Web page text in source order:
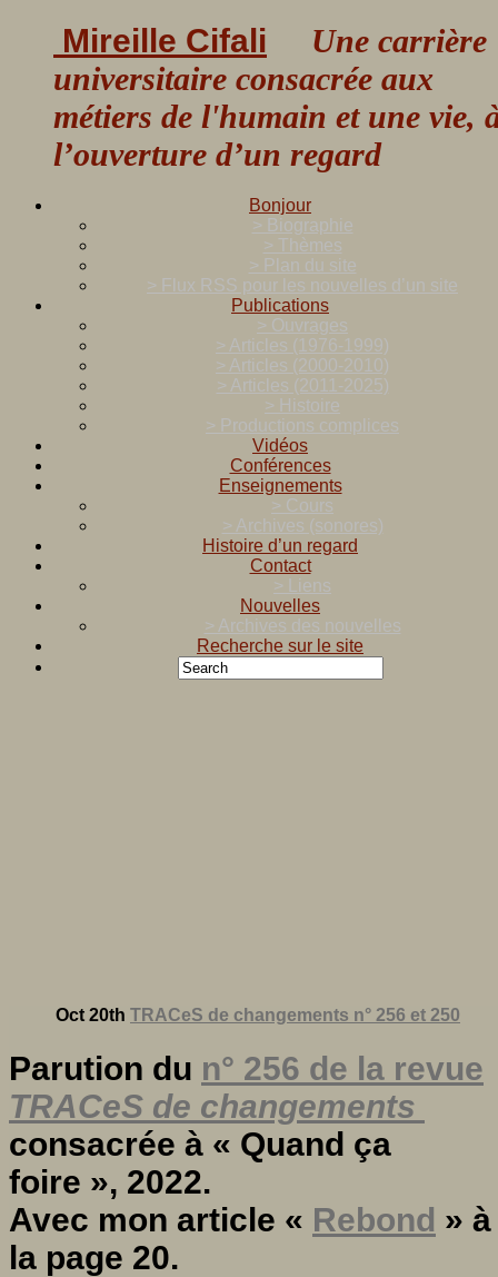
Mireille Cifali Une carrière
universitaire consacrée aux
métiers de l'humain et une vie,
l’ouverture d’un regard
Bonjour
> Biographie
> Thèmes
> Plan du site
> Flux RSS pour les nouvelles d’un site
Publications
> Ouvrages
> Articles (1976-1999)
> Articles (2000-2010)
> Articles (2011-2025)
> Histoire
> Productions complices
Vidéos
Conférences
Enseignements
> Cours
> Archives (sonores)
Histoire d’un regard
Contact
> Liens
Nouvelles
> Archives des nouvelles
Recherche sur le site
Oct 20th TRACeS de changements n° 256 et 250
Parution du n° 256 de la revue
TRACeS de changements
consacrée à « Quand ça
foire », 2022.
Avec mon article « Rebond » à
la page 20.